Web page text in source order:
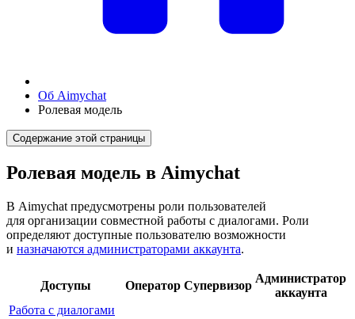
Об Aimychat
Ролевая модель
Содержание этой страницы
Ролевая модель в Aimychat
В Aimychat предусмотрены роли пользователей
для организации совместной работы с диалогами. Роли
определяют доступные пользователю возможности
и назначаются администраторами аккаунта.
Доступы Оператор Супервизор
Администратор
аккаунта
Работа с диалогами